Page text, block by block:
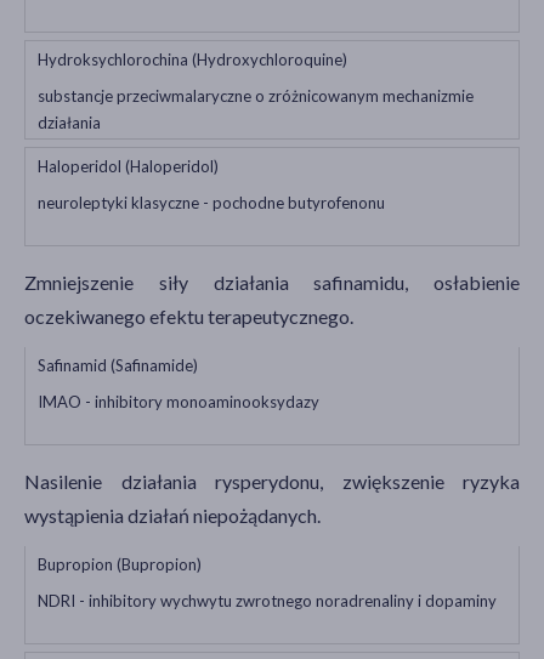
Hydroksychlorochina (Hydroxychloroquine)
substancje przeciwmalaryczne o zróżnicowanym mechanizmie
działania
Haloperidol (Haloperidol)
neuroleptyki klasyczne - pochodne butyrofenonu
Zmniejszenie siły działania safinamidu, osłabienie
oczekiwanego efektu terapeutycznego.
Safinamid (Safinamide)
IMAO - inhibitory monoaminooksydazy
Nasilenie działania rysperydonu, zwiększenie ryzyka
wystąpienia działań niepożądanych.
Bupropion (Bupropion)
NDRI - inhibitory wychwytu zwrotnego noradrenaliny i dopaminy